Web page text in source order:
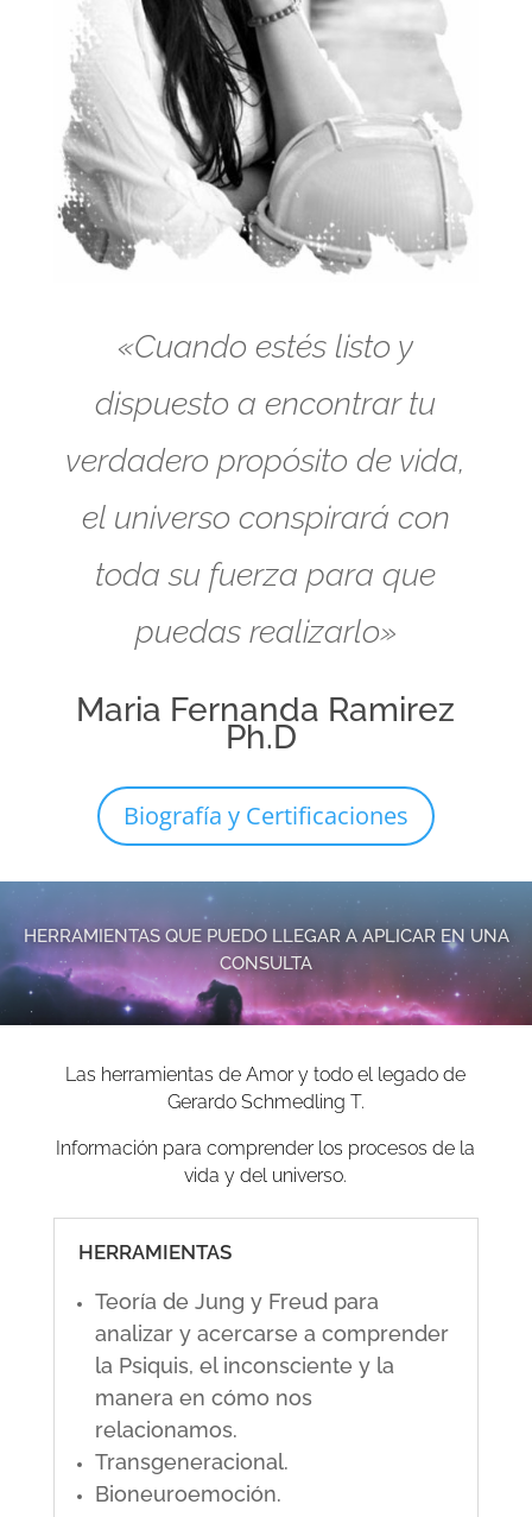
«Cuando estés listo y
dispuesto a encontrar tu
verdadero propósito de vida,
el universo conspirará con
toda su fuerza para que
puedas realizarlo»
Maria Fernanda Ramirez
Ph.D
Biografía y Certificaciones
HERRAMIENTAS QUE PUEDO LLEGAR A APLICAR EN UNA
CONSULTA
Las herramientas de Amor y todo el legado de
Gerardo Schmedling T.
Información para comprender los procesos de la
vida y del universo.
HERRAMIENTAS
Teoría de Jung y Freud para
analizar y acercarse a comprender
la Psiquis, el inconsciente y la
manera en cómo nos
relacionamos.
Transgeneracional.
Bioneuroemoción.